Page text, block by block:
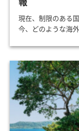
現在、制限のある
今、どのような海